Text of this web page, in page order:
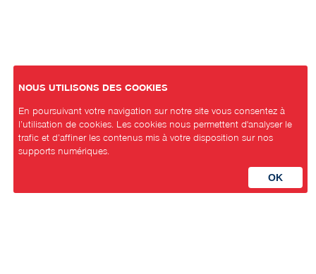
NOUS UTILISONS DES COOKIES
En poursuivant votre navigation sur notre site vous consentez à
l’utilisation de cookies. Les cookies nous permettent d'analyser le
trafic et d’affiner les contenus mis à votre disposition sur nos
supports numériques.